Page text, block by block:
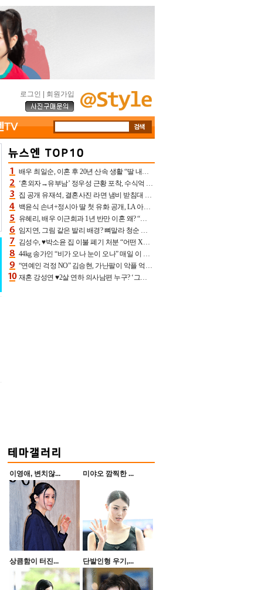
로그인 회원가입
배우 최일순, 이혼 후 20년 산속 생활 “딸 내가 버렸다고 원망‥맘 아파”(특종)[어제TV]
‘혼외자→유부남’ 정우성 근황 포착, 수식억 해킹 피해 후배 만났다 “존경하는”
집 공개 유재석, 결혼사진 라면 냄비 받침대 되고 분노‥가족사진도 피해(놀뭐)[어제TV]
백윤식 손녀+정시아 딸 첫 유화 공개, LA 아트쇼→서울국제조각페스타 작가다운 수준급 실력
유혜리, 배우 이근희과 1년 반만 이혼 왜? “식칼 꽂고 의자 던져” 충격 폭로(특종)[어제TV]
임지연, 그림 같은 발리 배경? 뼈말라 청순 비키니 핏에 상대 안 되네
김성수, ♥박소윤 집 이불 폐기 처분 “어떤 X이랑 썼을지 몰라” 질투(신랑수업2)[어제TV]
44kg 송가인 “비가 오나 눈이 오나” 매일 이 운동, 허벅지 근육량 상승+체지방 감소
“연예인 걱정 NO” 김승현, 가난팔이 악플 억울할만‥아내+딸과 日 여행
재혼 강성연 ♥2살 연하 의사남편 누구? ‘그알’ 자문의에 훈남 비주얼 초엘리트 스펙 [종합]
이영애, 변치않... 미야오 깜찍한 ...
상큼함이 터진... 단발인형 우기,...